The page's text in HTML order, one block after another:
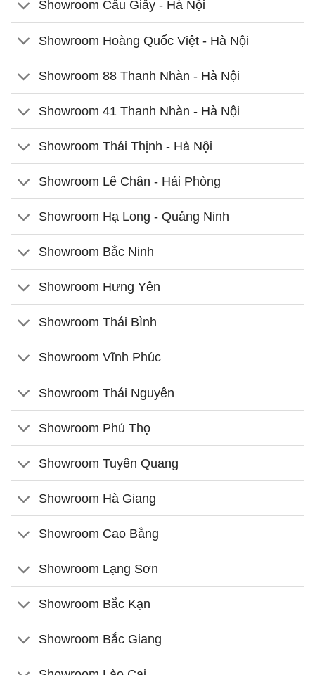
Showroom Cầu Giấy - Hà Nội
Showroom Hoàng Quốc Việt - Hà Nội
Showroom 88 Thanh Nhàn - Hà Nội
Showroom 41 Thanh Nhàn - Hà Nội
Showroom Thái Thịnh - Hà Nội
Showroom Lê Chân - Hải Phòng
Showroom Hạ Long - Quảng Ninh
Showroom Bắc Ninh
Showroom Hưng Yên
Showroom Thái Bình
Showroom Vĩnh Phúc
Showroom Thái Nguyên
Showroom Phú Thọ
Showroom Tuyên Quang
Showroom Hà Giang
Showroom Cao Bằng
Showroom Lạng Sơn
Showroom Bắc Kạn
Showroom Bắc Giang